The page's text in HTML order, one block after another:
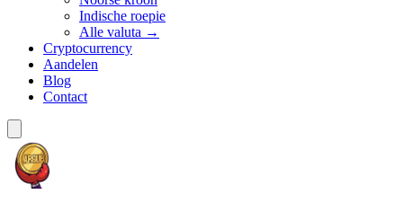
Indische roepie
Alle valuta →
Cryptocurrency
Aandelen
Blog
Contact